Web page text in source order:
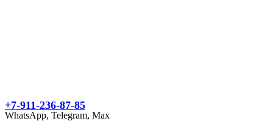
+7-911-236-87-85
WhatsApp, Telegram, Max